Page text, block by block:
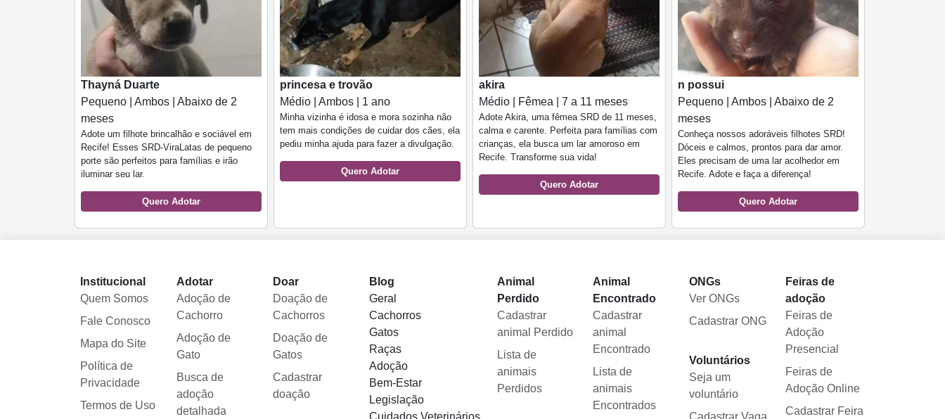
Thayná Duarte
Pequeno | Ambos | Abaixo de 2
meses
Adote um filhote brincalhão e sociável em
Recife! Esses SRD-ViraLatas de pequeno
porte são perfeitos para famílias e irão
iluminar seu lar.
Quero Adotar
princesa e trovão
Médio | Ambos | 1 ano
Minha vizinha é idosa e mora sozinha não
tem mais condições de cuidar dos cães, ela
pediu minha ajuda para fazer a divulgação.
Quero Adotar
akira
Médio | Fêmea | 7 a 11 meses
Adote Akira, uma fêmea SRD de 11 meses,
calma e carente. Perfeita para famílias com
crianças, ela busca um lar amoroso em
Recife. Transforme sua vida!
Quero Adotar
n possui
Pequeno | Ambos | Abaixo de 2
meses
Conheça nossos adoráveis filhotes SRD!
Dóceis e calmos, prontos para dar amor.
Eles precisam de uma lar acolhedor em
Recife. Adote e faça a diferença!
Quero Adotar
Institucional
Quem Somos
Fale Conosco
Mapa do Site
Política de
Privacidade
Termos de Uso
Adotar
Adoção de
Cachorro
Adoção de
Gato
Busca de
adoção
detalhada
Doar
Doação de
Cachorros
Doação de
Gatos
Cadastrar
doação
Blog
Geral
Cachorros
Gatos
Raças
Adoção
Bem-Estar
Legislação
Animal
Perdido
Cadastrar
animal Perdido
Lista de
animais
Perdidos
Animal
Encontrado
Cadastrar
animal
Encontrado
Lista de
animais
Encontrados
ONGs
Ver ONGs
Cadastrar ONG
Voluntários
Seja um
voluntário
Feiras de
adoção
Feiras de
Adoção
Presencial
Feiras de
Adoção Online
Cadastrar Feira